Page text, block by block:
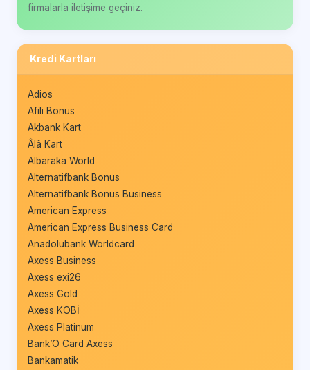
firmalarla iletişime geçiniz.
Kredi Kartları
Adios
Afili Bonus
Akbank Kart
Âlâ Kart
Albaraka World
Alternatifbank Bonus
Alternatifbank Bonus Business
American Express
American Express Business Card
Anadolubank Worldcard
Axess Business
Axess exi26
Axess Gold
Axess KOBİ
Axess Platinum
Bank’O Card Axess
Bankamatik